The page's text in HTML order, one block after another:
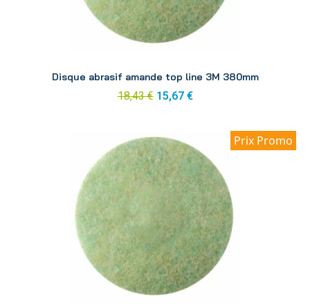
Disque abrasif amande top line 3M 380mm
18,43 € 15,67 €
Prix Promo